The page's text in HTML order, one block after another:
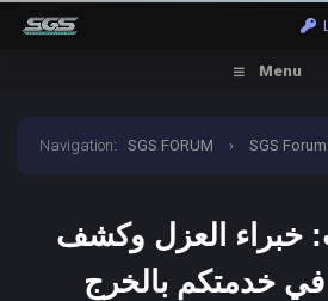
Menu
Navigation:SGS FORUM › SGS
خبراء العزل وكشف
في خدمتكم بالخرج